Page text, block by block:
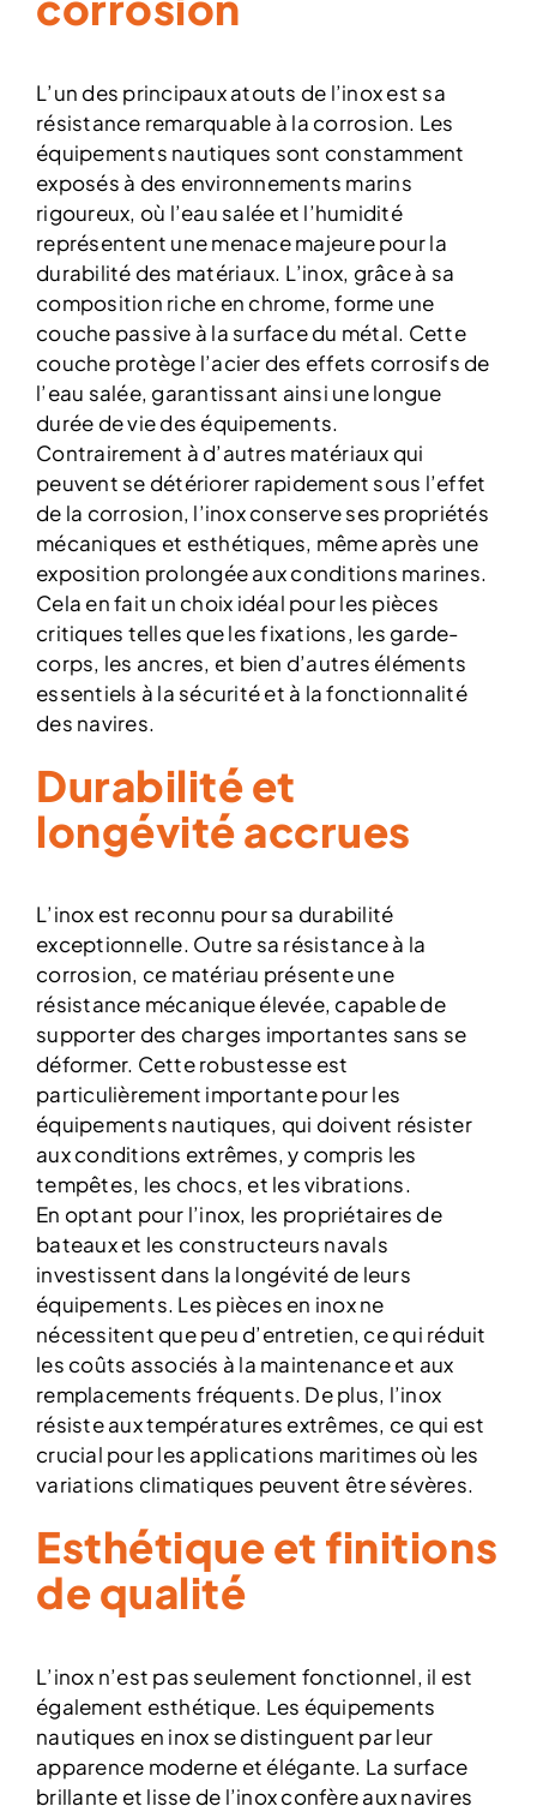
L’un des principaux atouts de l’inox est sa
résistance remarquable à la corrosion. Les
équipements nautiques sont constamment
exposés à des environnements marins
rigoureux, où l’eau salée et l’humidité
représentent une menace majeure pour la
durabilité des matériaux. L’inox, grâce à sa
composition riche en chrome, forme une
couche passive à la surface du métal. Cette
couche protège l’acier des effets corrosifs de
l’eau salée, garantissant ainsi une longue
durée de vie des équipements.
Contrairement à d’autres matériaux qui
peuvent se détériorer rapidement sous l’effet
de la corrosion, l’inox conserve ses propriétés
mécaniques et esthétiques, même après une
exposition prolongée aux conditions marines.
Cela en fait un choix idéal pour les pièces
critiques telles que les fixations, les garde-
corps, les ancres, et bien d’autres éléments
essentiels à la sécurité et à la fonctionnalité
des navires.
Durabilité et
longévité accrues
L’inox est reconnu pour sa durabilité
exceptionnelle. Outre sa résistance à la
corrosion, ce matériau présente une
résistance mécanique élevée, capable de
supporter des charges importantes sans se
déformer. Cette robustesse est
particulièrement importante pour les
équipements nautiques, qui doivent résister
aux conditions extrêmes, y compris les
tempêtes, les chocs, et les vibrations.
En optant pour l’inox, les propriétaires de
bateaux et les constructeurs navals
investissent dans la longévité de leurs
équipements. Les pièces en inox ne
nécessitent que peu d’entretien, ce qui réduit
les coûts associés à la maintenance et aux
remplacements fréquents. De plus, l’inox
résiste aux températures extrêmes, ce qui est
crucial pour les applications maritimes où les
variations climatiques peuvent être sévères.
Esthétique et finitions
de qualité
L’inox n’est pas seulement fonctionnel, il est
également esthétique. Les équipements
nautiques en inox se distinguent par leur
apparence moderne et élégante. La surface
brillante et lisse de l’inox confère aux navires